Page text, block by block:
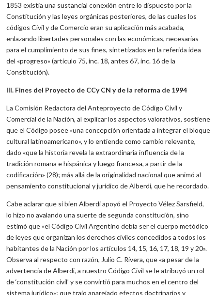
1853 existía una sustancial conexión entre lo dispuesto por la
Constitución y las leyes orgánicas posteriores, de las cuales los
códigos Civil y de Comercio eran su aplicación más acabada,
enlazando libertades personales con las económicas, necesarias
para el cumplimiento de sus fines, sintetizados en la referida idea
del «progreso» (artículo 75, inc. 18, antes 67, inc. 16 de la
Constitución).
III. Fines del Proyecto de CCy CN y de la reforma de 1994
La Comisión Redactora del Anteproyecto de Código Civil y
Comercial de la Nación, al explicar los aspectos valorativos, sostiene
que el Código posee «una concepción orientada a integrar el bloque
cultural latinoamericano», y lo entiende como cambio relevante,
dado «que la historia revela la extraordinaria influencia de la
tradición romana e hispánica y luego francesa, a partir de la
codificación» (28); más allá de la originalidad nacional que animó al
pensamiento constitucional y jurídico de Alberdi, que he recordado.
Cabe aclarar que si bien Alberdi apoyó el Proyecto Vélez Sarsfield,
lo hizo no avalando una suerte de segunda constitución, sino
estimó que «el Código Civil Argentino debía ser el cuerpo metódico
de leyes que organizan los derechos civiles concedidos a todos los
habitantes de la Nación por los artículos 14, 15, 16, 17, 18, 19 y 20».
Observa al respecto con razón, Julio C. Rivera, que «a pesar de la
advertencia de Alberdi, a nuestro Código Civil se le atribuyó un rol
de ‘constitución civil’ y se convirtió para muchos en el centro del
sistema jurídico»; que trajo aparejado efectos doctrinarios y